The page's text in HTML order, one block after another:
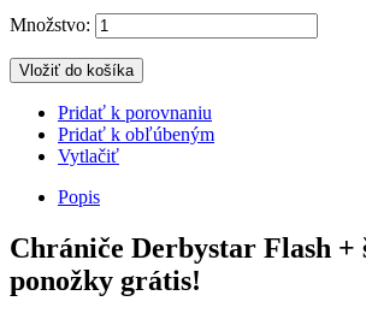
Množstvo:
Vložiť do košíka
Pridať k porovnaniu
Pridať k obľúbeným
Vytlačiť
Popis
Chrániče Derbystar Flash +
ponožky grátis!